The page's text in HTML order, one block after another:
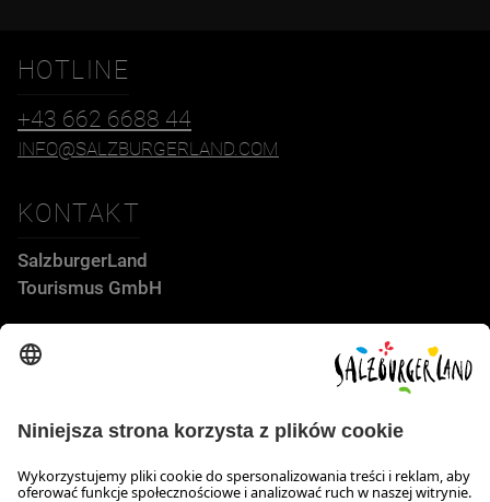
HOTLINE
+43 662 6688 44
INFO@SALZBURGERLAND.COM
KONTAKT
SalzburgerLand
Tourismus GmbH
Wiener Bundesstraße 23
5300 Hallwang
GODZINY OTWARCIA